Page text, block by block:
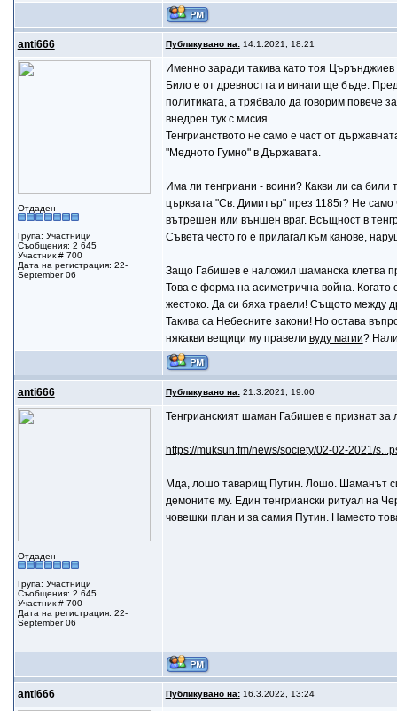
anti666 Публикувано на:14.1.2021, 18:21
Отдаден
Група: Участници
Съобщения: 2 645
Участник # 700
Дата на регистрация: 22-
September 06
Именно заради такива като тоя Църънджиев
Било е от древността и винаги ще бъде.
политиката, а трябвало да говорим повече
внедрен тук с мисия.
Тенгрианството не само е част от
"Медното Гумно" в Държавата.
Има ли тенгриани - воини? Какви ли са били
църквата "Св. Димитър" през 1185г? Не
вътрешен или външен враг. Всъщност в
Съвета често го е прилагал към канове,
Защо Габишев е наложил шаманска клетва
Това е форма на асиметрична война. Когато
жестоко. Да си бяха траели! Същото между
Такива са Небесните закони! Но остава
някакви вещици му правели вуду магии?
anti666 Публикувано на:21.3.2021, 19:00
Отдаден
Група: Участници
Съобщения: 2 645
Участник # 700
Дата на регистрация: 22-
September 06
Тенгрианският шаман Габишев е признат
https://muksun.fm/news/society/02-02-2021/
Мда, лошо таварищ Путин. Лошо. Шаманът си
демоните му. Един тенгриански ритуал на
човешки план и за самия Путин. Наместо
anti666 Публикувано на:16.3.2022, 13:24